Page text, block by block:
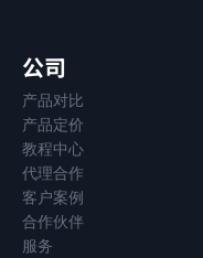
公司
产品对比
产品定价
教程中心
代理合作
客户案例
合作伙伴
服务